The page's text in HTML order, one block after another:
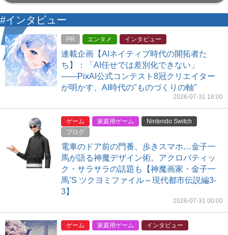
#インタビュー
PR エンタメ インタビュー
連載企画【AIネイティブ時代の開拓者た
ち】：「AI任せでは差別化できない」
――PixAI公式コンテスト8冠クリエイター
が明かす、AI時代の"ものづくりの軸"
2026-07-31 18:00
ゲーム 家庭用ゲーム
Nintendo Switch
ブログ
電車のドア前の門番、歩きスマホ…金子一
馬が語る神魔デザイン術。アクロバティッ
ク・サラサラの話題も【神魔画家・金子一
馬’S ツクヨミファイル～現代都市伝説編3-
3】
2026-07-31 00:00
ゲーム 家庭用ゲーム インタビュー